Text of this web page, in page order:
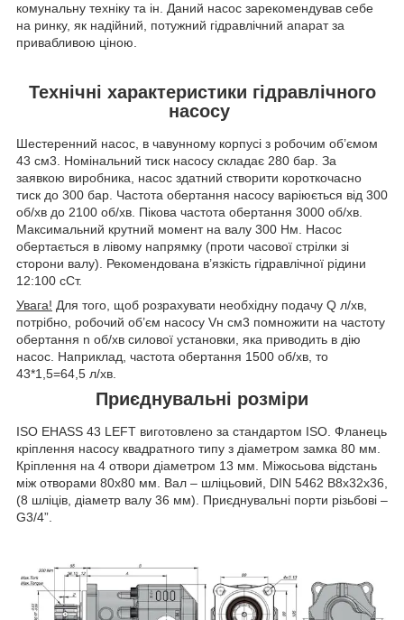
комунальну техніку та ін. Даний насос зарекомендував себе
на ринку, як надійний, потужний гідравлічний апарат за
привабливою ціною.
Технічні характеристики гідравлічного
насосу
Шестеренний насос, в чавунному корпусі з робочим об’ємом
43 см3 . Номінальний тиск насосу складає 280 бар. За
заявкою виробника, насос здатний створити короткочасно
тиск до 300 бар. Частота обертання насосу варіюється від 300
об/хв до 2100 об/хв. Пікова частота обертання 3000 об/хв.
Максимальний крутний момент на валу 300 Нм. Насос
обертається в лівому напрямку (проти часової стрілки зі
сторони валу). Рекомендована в’язкість гідравлічної рідини
12:100 сСт.
Увага! Для того, щоб розрахувати необхідну подачу Q л/хв,
потрібно, робочий об’єм насосу Vн см3 помножити на частоту
обертання n об/хв силової установки, яка приводить в дію
насос. Наприклад, частота обертання 1500 об/хв, то
43*1,5=64,5 л/хв.
Приєднувальні розміри
ISO EHASS 43 LEFT виготовлено за стандартом ISO. Фланець
кріплення насосу квадратного типу з діаметром замка 80 мм.
Кріплення на 4 отвори діаметром 13 мм. Міжосьова відстань
між отворами 80х80 мм. Вал – шліцьовий, DIN 5462 B8x32x36,
(8 шліців, діаметр валу 36 мм). Приєднувальні порти різьбові –
G3/4”.